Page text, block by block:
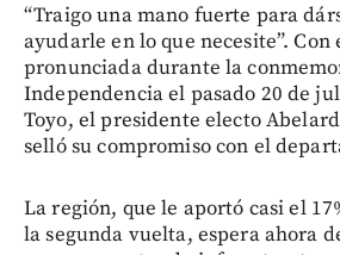
“Traigo una mano fuerte para
ayudarle en lo que necesite”. Con
pronunciada durante la
Independencia el pasado 20 de
Toyo, el presidente electo
selló su compromiso con el
La región, que le aportó casi el
la segunda vuelta, espera ahora